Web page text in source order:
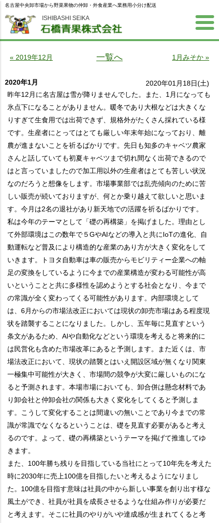
ISHIBASHI SEIKA
名古屋中央卸市場から野菜果物の仲卸・外食産業へ業務用小分け配送
« 2019年12月 一覧へ 1月みそか »
2020年1月
2020年01月18日(土)
昨年12月に名古屋は雪が降りませんでした。また、1月になっても
氷点下になることがありません。暖冬であり大根などは大きくな
りすぎて生食用では出荷できず、規格外がたくさん採れている様
です。生産者にとってはとても厳しい年末年始になっており、離
農が進まないことを祈るばかりです。先日も知多のキャベツ農家
さんと話していても初夏キャベツまで切れ間なく出荷できるので
はと言っていましたので加工用以外の生産者はとても苦しい状況
なのだろうと想像をします。市場事業部では乱売傾向のために苦
しい販売が続いておりますが、何とか乗り越えて欲しいと思いま
す。今月は2名の退社があり新天地での活躍を祈るばかりです。
私は今年のテーマとして「礎の再構築」を掲げました。理由とし
て外部環境はこの数年で５GやAIなどの導入と共にIoTの進化、自
動運転など普及により構造的な産業のあり方が大きく変化をして
いきます。トヨタ自動車は車の販売からモビリティー企業への軸
足の変換をしているように今までの産業構造が変わる可能性が高
いということと共に多様性を認めようとする社会となり、今まで
の常識が全く変わってくる可能性があります。内部環境として
は、6月からの市場法改正においては現状の卸売市場はある程度現
状を踏襲することになりました。しかし、五年毎に見直すという
条文があるため、AIや自動化などという環境を考えると将来的に
は民営化も含めた市場改革にあると予測します。また近くは、市
場法改正において、現状の踏襲とはいえ開設区域が無くなり関東
一極集中可能性が大きく、市場間の競争が大変に厳しいものにな
ると予測されます。本場市場においても、卸合併は懸念材料であ
り卸会社と仲卸会社の関係も大きく変化をしてくると予測しま
す。こうして変化することは間違いの無いことであり今までの常
識が常識でなくなるということは、礎を見直す必要があると考え
るのです。よって、礎の再構築というテーマを掲げて推進してゆ
きます。
また、100年勝ち残りを目指している当社にとって10年先を考えた
時に2030年に売上100億を目指したいと考えるようになりまし
た。100億を目指す意味は社員の中から新しい事業を創り出す様な
風土ができ、社員が社員を成長させるような仕組み作りが必要だ
と考えます。そこに社員のやりがいや達成感が生まれてくると考